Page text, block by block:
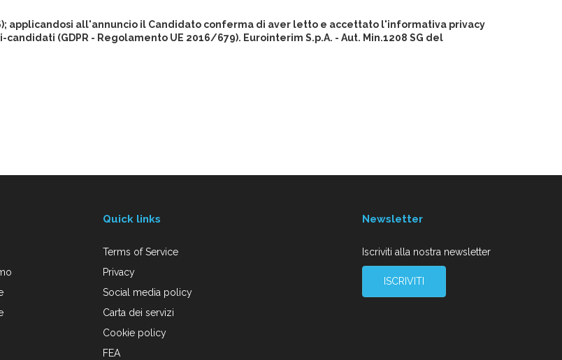
applicandosi all'annuncio il Candidato conferma di aver letto e accettato l'informativa privacy
(GDPR - Regolamento UE 2016/679). Eurointerim S.p.A. - Aut. Min.1208 SG del
Quick links
Terms of Service
Privacy
Social media policy
Carta dei servizi
Cookie policy
FEA
Newsletter
Iscriviti alla nostra newsletter
ISCRIVITI